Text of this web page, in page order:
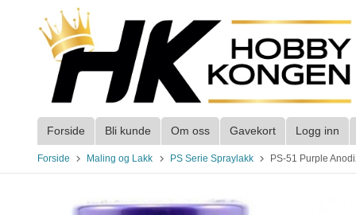
innholdet
Forside Bli kunde Om oss Gavekort Logg inn
Forside Maling og Lakk PS Serie Spraylakk PS-51 Purple